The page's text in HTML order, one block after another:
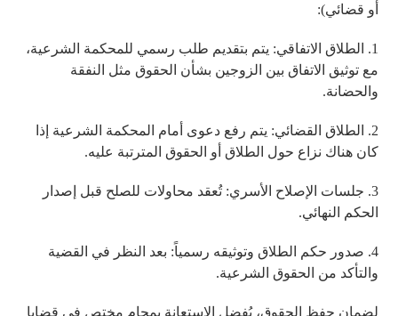
أو قضائي):
1. الطلاق الاتفاقي: يتم بتقديم طلب رسمي للمحكمة الشرعية،
مع توثيق الاتفاق بين الزوجين بشأن الحقوق مثل النفقة
والحضانة.
2. الطلاق القضائي: يتم رفع دعوى أمام المحكمة الشرعية إذا
كان هناك نزاع حول الطلاق أو الحقوق المترتبة عليه.
3. جلسات الإصلاح الأسري: تُعقد محاولات للصلح قبل إصدار
الحكم النهائي.
4. صدور حكم الطلاق وتوثيقه رسمياً: بعد النظر في القضية
والتأكد من الحقوق الشرعية.
لضمان حفظ الحقوق، يُفضل الاستعانة بمحامٍ مختص في قضايا